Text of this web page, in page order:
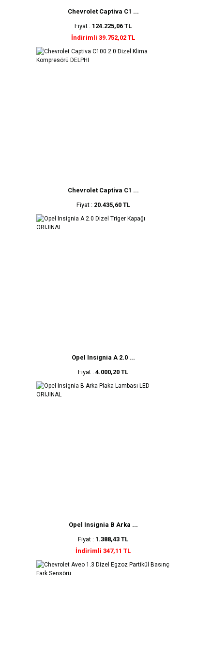
Chevrolet Captiva C1 ...
Fiyat : 124.225,06 TL
İndirimli 39.752,02 TL
Chevrolet Captiva C1 ...
Fiyat : 20.435,60 TL
Opel Insignia A 2.0 ...
Fiyat : 4.000,20 TL
Opel Insignia B Arka ...
Fiyat : 1.388,43 TL
İndirimli 347,11 TL